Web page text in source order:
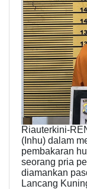
Riauterkini-
(Inhu) dalam
pembakaran
seorang pria
diamankan
Lancang